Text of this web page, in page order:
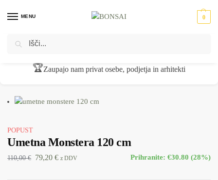
MENU 0
Domov Umetne rastline
🏆Zaupajo nam privat osebe, podjetja in arhitekti
POPUST
Umetna Monstera 120 cm
110,00€ 79,20 € z DDV Prihranite: €30.80 (28%)